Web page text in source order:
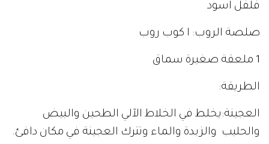
فلفل اسود
صلصة الروب: ا كوب روب
1 ملعقة صغيرة سماق
الطريقة:
العجينة:يخلط في الخلاط الآلي الطحين والبيض
والحليب والزبدة والماء وتترك العجينة في مكان دافئ.